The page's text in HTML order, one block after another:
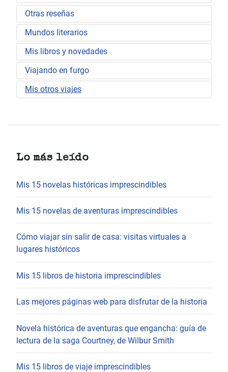
Otras reseñas
Mundos literarios
Mis libros y novedades
Viajando en furgo
Mis otros viajes
Lo más leído
Mis 15 novelas históricas imprescindibles
Mis 15 novelas de aventuras imprescindibles
Cómo viajar sin salir de casa: visitas virtuales a
lugares históricos
Mis 15 libros de historia imprescindibles
Las mejores páginas web para disfrutar de la historia
Novela histórica de aventuras que engancha: guía de
lectura de la saga Courtney, de Wilbur Smith
Mis 15 libros de viaje imprescindibles